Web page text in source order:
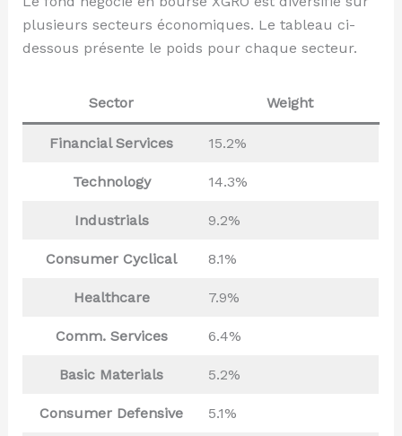
plusieurs secteurs économiques. Le tableau ci-
dessous présente le poids pour chaque secteur.
Sector Weight
Financial Services 15.2%
Technology 14.3%
Industrials 9.2%
Consumer Cyclical 8.1%
Healthcare 7.9%
Comm. Services 6.4%
Basic Materials 5.2%
Consumer Defensive 5.1%